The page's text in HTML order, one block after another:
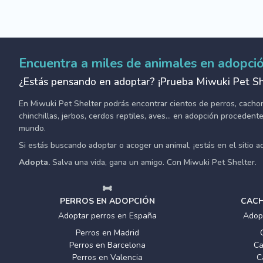
Encuentra a miles de animales en
¿Estás pensando en adoptar? ¡Prueba Miwuki Pet
En Miwuki Pet Shelter podrás encontrar cientos de perros,
chinchillas, jerbos, cerdos reptiles, aves... en adopción
mundo.
Si estás buscando adoptar o acoger un animal, ¡estás en el sitio
Adopta. Salva una vida, gana un amigo. Con Miwuki Pet Shelter.
PERROS EN ADOPCIÓN
Adoptar perros en España
Perros en Madrid
Perros en Barcelona
Perros en Valencia